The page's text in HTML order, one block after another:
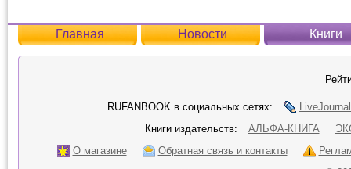
Главная Новости Книги
RUFANBOOK в социальных сетях:
LiveJournal
Книги издательств:
АЛЬФА-КНИГА
О магазине
Обратная связь и контакты